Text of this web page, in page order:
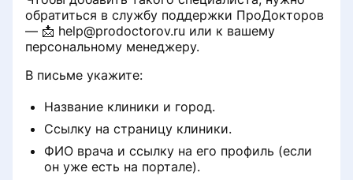
обратиться в службу поддержки ПроДокторов
— 📩 help@prodoctorov.ru или к вашему
персональному менеджеру.
В письме укажите:
Название клиники и город.
Ссылку на страницу клиники.
ФИО врача и ссылку на его профиль (если
он уже есть на портале).